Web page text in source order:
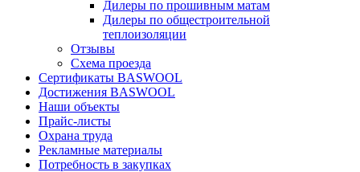
Дилеры по прошивным матам
Дилеры по общестроительной
теплоизоляции
Отзывы
Схема проезда
Сертификаты BASWOOL
Достижения BASWOOL
Наши объекты
Прайс-листы
Охрана труда
Рекламные материалы
Потребность в закупках